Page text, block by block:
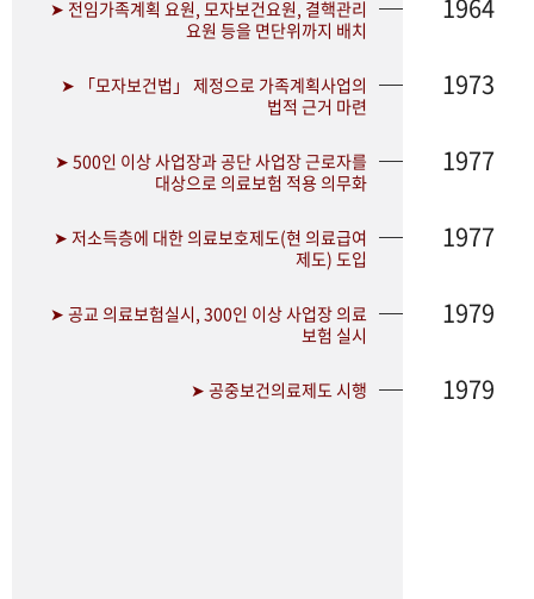
➤ 전임가족계획 요원, 모자보건요원, 결핵관리
요원 등을 면단위까지 배치
1964
➤ 「모자보건법」 제정으로 가족계획사업의
법적 근거 마련
1973
➤ 500인 이상 사업장과 공단 사업장 근로자를
대상으로 의료보험 적용 의무화
1977
➤ 저소득층에 대한 의료보호제도(현 의료급여
제도) 도입
1977
➤ 공교 의료보험실시, 300인 이상 사업장 의료
보험 실시
1979
➤ 공중보건의료제도 시행 1979